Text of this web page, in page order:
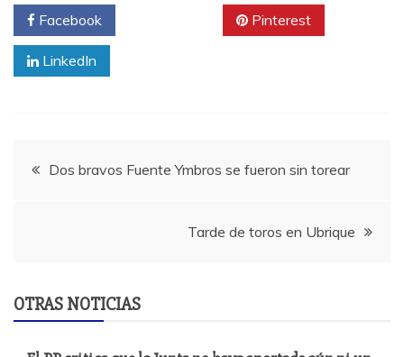
Facebook Pinterest
LinkedIn
Navegación
Dos bravos Fuente Ymbros se fueron sin torear
Tarde de toros en Ubrique
OTRAS NOTICIAS